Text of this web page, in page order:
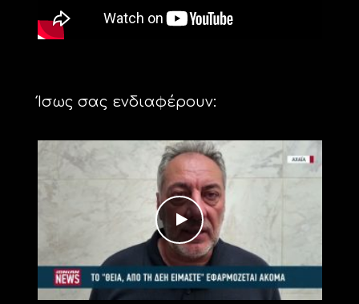
Ίσως σας ενδιαφέρουν: